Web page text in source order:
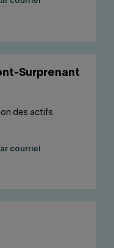
Surprenant
des actifs
courriel